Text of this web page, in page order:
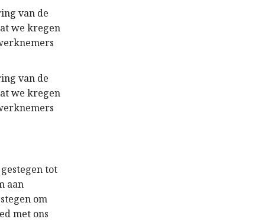
van de
we kregen
van de
we kregen
tot
aan
om
met ons